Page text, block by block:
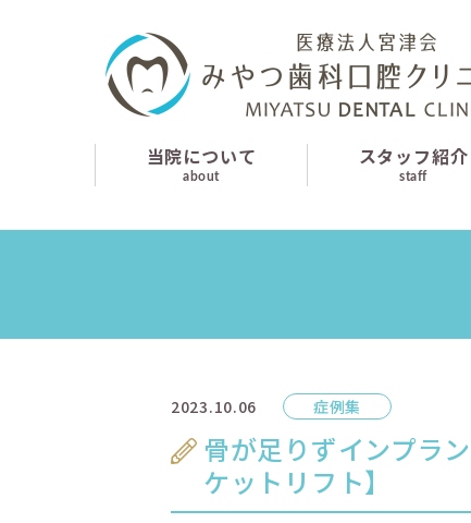
当院について
about
スタッフ紹介
staff
2023.10.06 症例集
骨が足りずインプラ
ケットリフト】
当院について
スタッフ紹介